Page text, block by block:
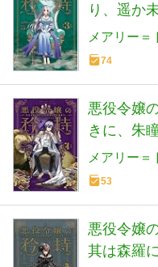
り、遥か
ル)
メアリー＝
74
悪役令嬢
きに、朱
ベル)
メアリー＝
53
悪役令嬢
其は森羅